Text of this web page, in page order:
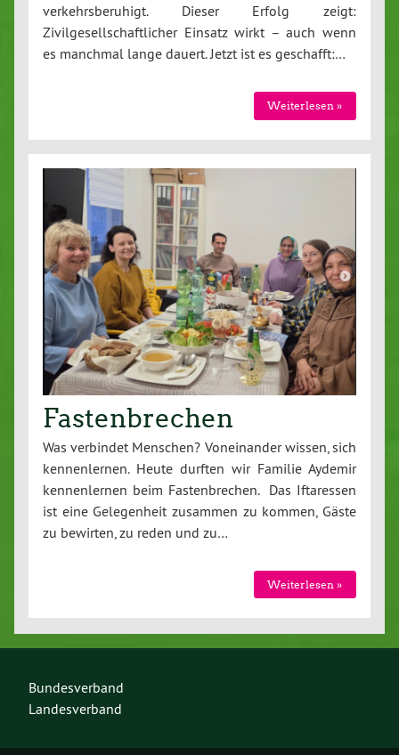
verkehrsberuhigt. Dieser Erfolg zeigt:
Zivilgesellschaftlicher Einsatz wirkt – auch wenn
es manchmal lange dauert. Jetzt ist es geschafft:…
Weiterlesen »
Fastenbrechen
Was verbindet Menschen? Voneinander wissen, sich
kennenlernen. Heute durften wir Familie Aydemir
kennenlernen beim Fastenbrechen. Das Iftaressen
ist eine Gelegenheit zusammen zu kommen, Gäste
zu bewirten, zu reden und zu…
Weiterlesen »
Bundesverband
Landesverband